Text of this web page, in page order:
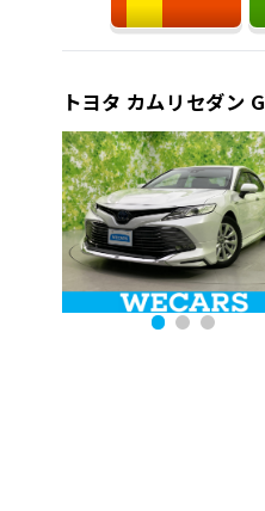
トヨタ カムリセダン G